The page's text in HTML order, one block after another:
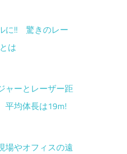
に!! 驚きのレー
は
ャーとレーザー距
平均体長は19m!
場やオフィスの遠